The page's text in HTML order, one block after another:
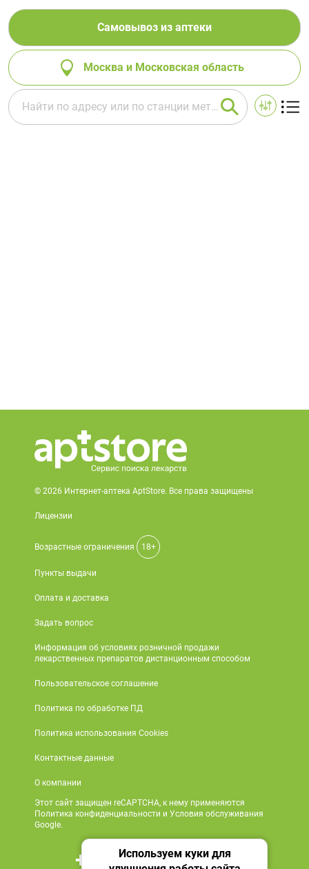
Самовывоз из аптеки
Москва и Московская область
© 2026 Интернет-аптека AptStore. Все права защищены
Лицензии
Возрастные ограничения 18+
Пункты выдачи
Оплата и доставка
Задать вопрос
Информация об условиях розничной продажи
лекарственных препаратов дистанционным способом
Пользовательское соглашение
Политика по обработке ПД
Политика использования Cookies
Контактные данные
О компании
Этот сайт защищен reCAPTCHA, к нему применяются
Политика конфиденциальности и Условия обслуживания
Google.
+7 495 419 18 18
Используем куки для